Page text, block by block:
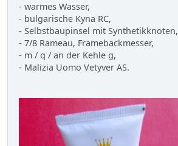
- warmes Wasser,
- bulgarische Kyna RC,
- Selbstbaupinsel mit Synthetikknoten,
- 7/8 Rameau, Framebackmesser,
- m / q / an der Kehle g,
- Malizia Uomo Vetyver AS.